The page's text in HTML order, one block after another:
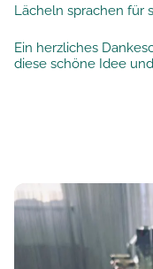
Lächeln sprachen für
Ein herzliches
diese schöne Idee